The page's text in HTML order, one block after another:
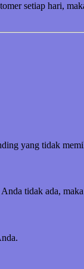
setiap hari,
yang tidak
tidak ada,